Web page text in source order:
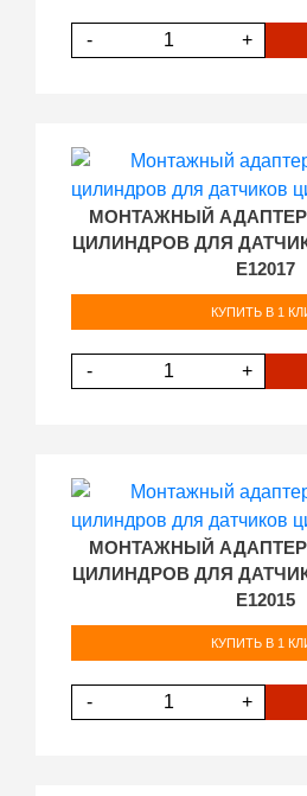
- +
МОНТАЖНЫЙ
ЦИЛИНДРОВ ДЛЯ
E12017
КУПИТЬ В 1
- +
МОНТАЖНЫЙ
ЦИЛИНДРОВ ДЛЯ
E12015
КУПИТЬ В 1
- +